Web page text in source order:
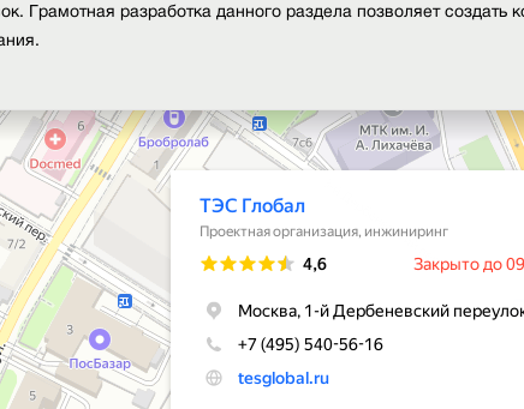
разработка данного раздела позволяет создать